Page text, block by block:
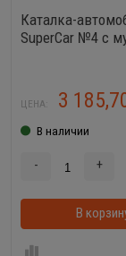
Каталка-
SuperCar №4 с
ЦЕНА: 3
В наличии
- +
В